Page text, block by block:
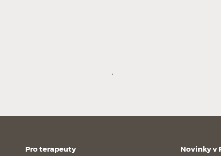
Pro terapeuty Novinky v